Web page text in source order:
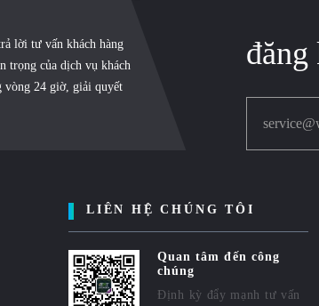
lời tư vấn khách hàng
trọng của dịch vụ khách
vòng 24 giờ, giải quyết
đăng
LIÊN HỆ CHÚNG TÔI
Quan tâm đến công
chúng
Định kỳ đẩy mạnh tư vấn